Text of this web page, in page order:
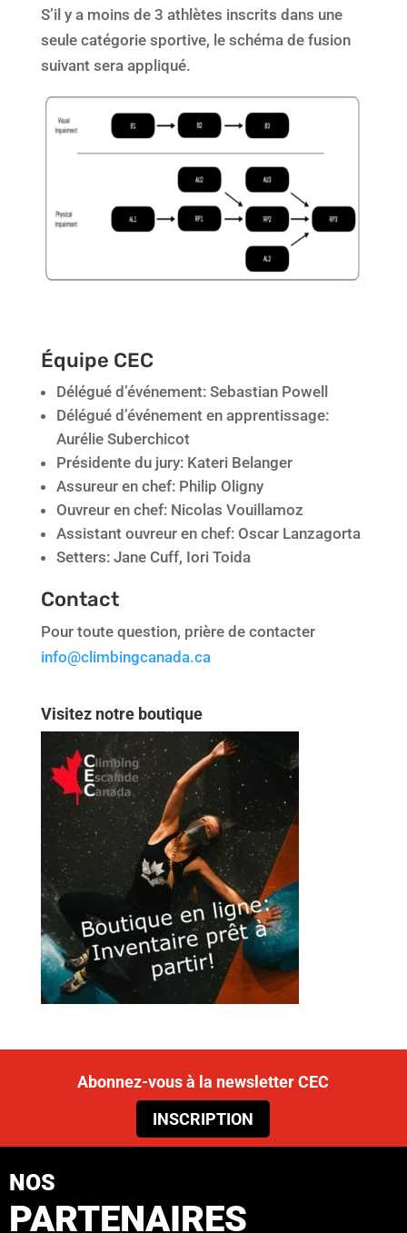
S’il y a moins de 3 athlètes inscrits dans une
seule catégorie sportive, le schéma de fusion
suivant sera appliqué.
Équipe CEC
Délégué d’événement: Sebastian Powell
Délégué d’événement en apprentissage:
Aurélie Suberchicot
Présidente du jury: Kateri Belanger
Assureur en chef: Philip Oligny
Ouvreur en chef: Nicolas Vouillamoz
Assistant ouvreur en chef: Oscar Lanzagorta
Setters: Jane Cuff, Iori Toida
Contact
Pour toute question, prière de contacter
info@climbingcanada.ca
Visitez notre boutique
Abonnez-vous à la newsletter CEC
INSCRIPTION
NOS
PARTENAIRES